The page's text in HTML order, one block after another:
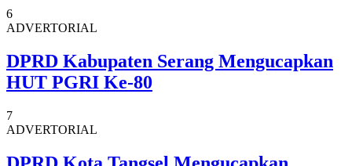
6
ADVERTORIAL
DPRD Kabupaten Serang Mengucapkan
HUT PGRI Ke-80
7
ADVERTORIAL